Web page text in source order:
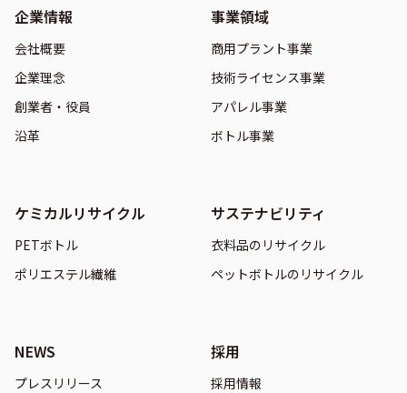
企業情報
会社概要
企業理念
創業者・役員
沿革
事業領域
商用プラント事業
技術ライセンス事業
アパレル事業
ボトル事業
ケミカルリサイクル
PETボトル
ポリエステル繊維
サステナビリティ
衣料品のリサイクル
ペットボトルのリサイクル
NEWS
プレスリリース
採用
採用情報